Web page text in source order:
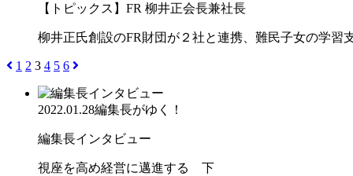
【トピックス】FR 柳井正会長兼社長
柳井正氏創設のFR財団が２社と連携、難民子女の学習
1 2 3 4 5 6
2022.01.28編集長がゆく！
編集長インタビュー
視座を高め経営に邁進する 下